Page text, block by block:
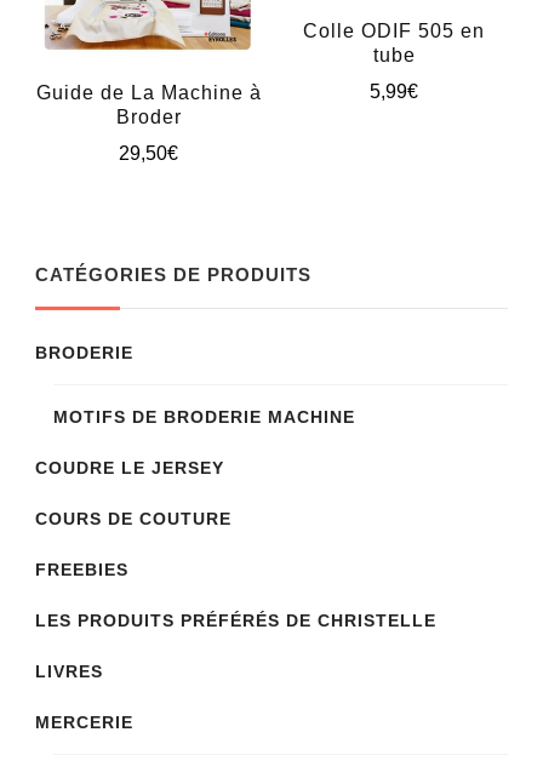
être
sur
sur
la
page
Guide de La Machine à
Broder
29,50€
Colle ODIF 505 en
tube
5,99€
CATÉGORIES DE PRODUITS
BRODERIE
MOTIFS DE BRODERIE MACHINE
COUDRE LE JERSEY
COURS DE COUTURE
FREEBIES
LES PRODUITS PRÉFÉRÉS DE CHRISTELLE
LIVRES
MERCERIE